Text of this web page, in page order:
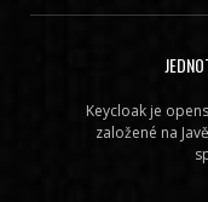
Keycloak je
založené na